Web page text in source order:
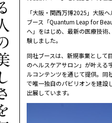
「大阪・関西万博2025」大阪
ブース「Quantum Leap for
へ」をはじめ、最新の医療技術
験しました。
同社ブースは、新規事業として
のヘルスケアサロン」が叶える
ルコンテンツを通じて提供。同
で唯一独自のパビリオンを建設
出展しています。